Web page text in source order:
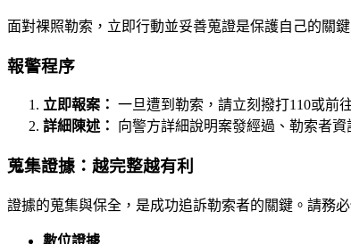
面對裸照勒索，立即行動並妥善蒐證是保護自己的關鍵
報警程序
立即報案： 一旦遭到勒索，請立刻撥打110或前
詳細陳述：
向警方詳細說明案發經過、勒索者
蒐集證據：越完整越有利
證據的蒐集與保全，是成功追訴勒索者的關鍵。請務
數位證據